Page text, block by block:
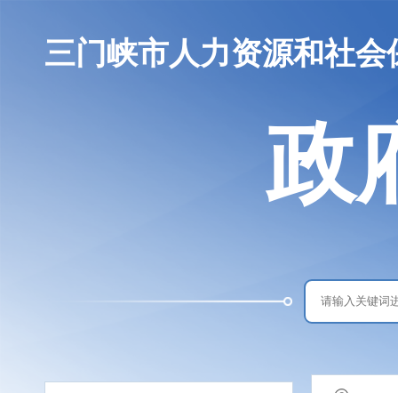
三门峡市人力资源和社会
政